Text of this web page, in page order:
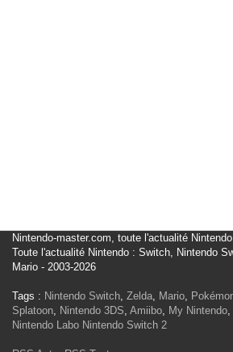
Nintendo-master.com, toute l'actualité
Toute l'actualité Nintendo : Switch, Nintendo
Mario - 2003-2026
Tags : Nintendo Switch, Zelda, Mario,
Splatoon, Nintendo 3DS, Amiibo, My Nintendo,
Nintendo Labo Nintendo Switch 2